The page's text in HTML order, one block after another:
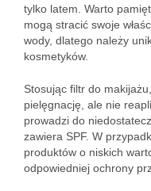
tylko latem. Warto
mogą stracić swoje
wody, dlatego należy
kosmetyków.
Stosując filtr do
pielęgnację, ale nie
prowadzi do
zawiera SPF. W
produktów o niskich
odpowiedniej ochrony